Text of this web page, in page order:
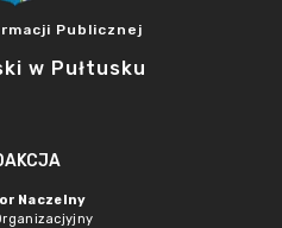
Publicznej
w Pułtusku
Naczelny